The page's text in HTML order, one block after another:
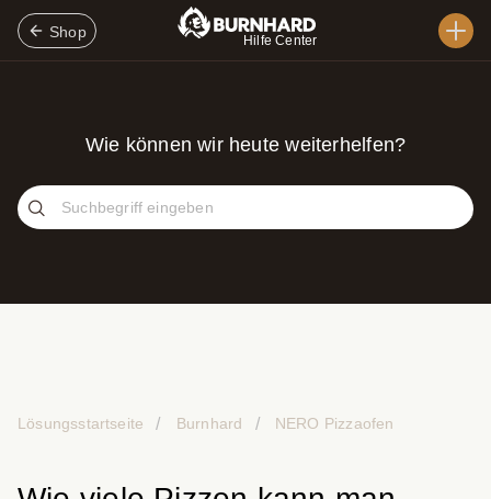
Shop
Hilfe Center
Wie können wir heute weiterhelfen?
Lösungsstartseite Burnhard NERO Pizzaofen